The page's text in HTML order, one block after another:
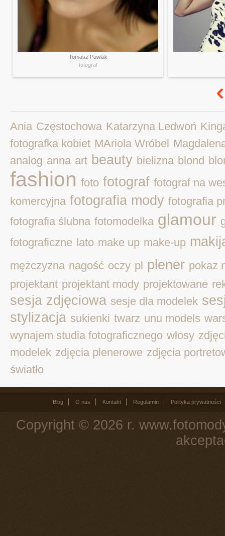
Tomasz Pawlak
fotograf
Ania Częstochowa Katarzyna Ledwoń
fotografka kobiet MAriola Wróbel
analog anna art beauty bielizna blond
fashion foto fotograf fotograf na
komercyjna fotografia mody fotografia
fotografia ślubna fotomodelka glamour
fotograficzne lato make up make-up
mężczyzna nagość oczy pl plener pokaz
projektant projektant mody projektowane
sesja zdjęciowa sesje dla modelek
stylizacja sukienki twarz unu models
wynajem studia fotograficznego włosy
modelek zdjęcia plenerowe zdjęcia
światło
Blog O nas Kontakt Regulamin Polityka prywatności
Copyright © 2026 r.